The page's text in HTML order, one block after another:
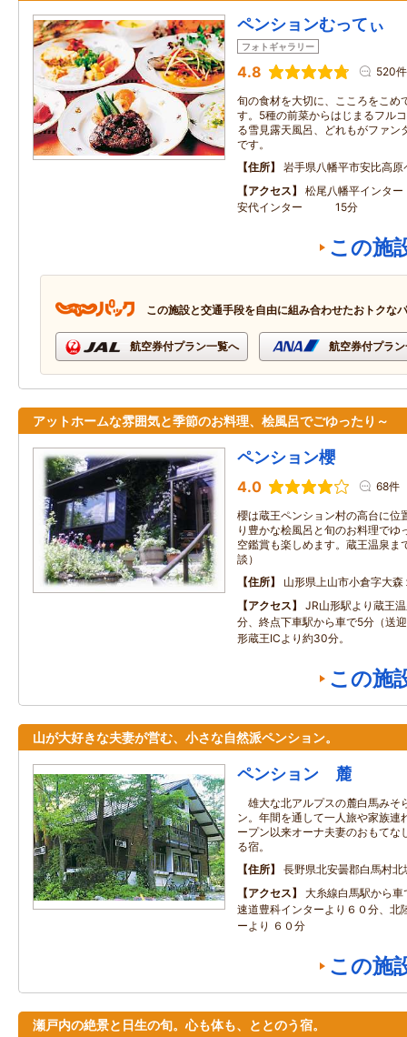
ペンションむってぃ
フォトギャラリー
4.8 520件
旬の食材を大切に、こころをこめ
す。5種の前菜からはじまるフル
る雪見露天風呂、どれもがファン
です。
住所
岩手県八幡平市安比高
アクセス
松尾八幡平イ
安代インター 15分
この施
この施設と交通手段を自由に組み合わせたおトクな
航空券付プラン一覧へ 航空券付プラ
アットホームな雰囲気と季節のお料理、桧風呂でごゆったり～
ペンション櫻
4.0 68件
櫻は蔵王ペンション村の高台に位
り豊かな桧風呂と旬のお料理でゆ
空鑑賞も楽しめます。蔵王温泉ま
談）
住所
山形県上山市小倉字大
アクセス
JR山形駅より蔵王
分、終点下車駅から車で5分（送
形蔵王ICより約30分。
この施
山が大好きな夫妻が営む、小さな自然派ペンション。
ペンション 麓
雄大な北アルプスの麓白馬みそ
ン。年間を通して一人旅や家族連
ープン以来オーナ夫妻のおもてな
る宿。
住所
長野県北安曇郡白馬村
アクセス
大糸線白馬駅から
速道豊科インターより６０分、北
ーより ６０分
この施
瀬戸内の絶景と日生の旬。心も体も、ととのう宿。